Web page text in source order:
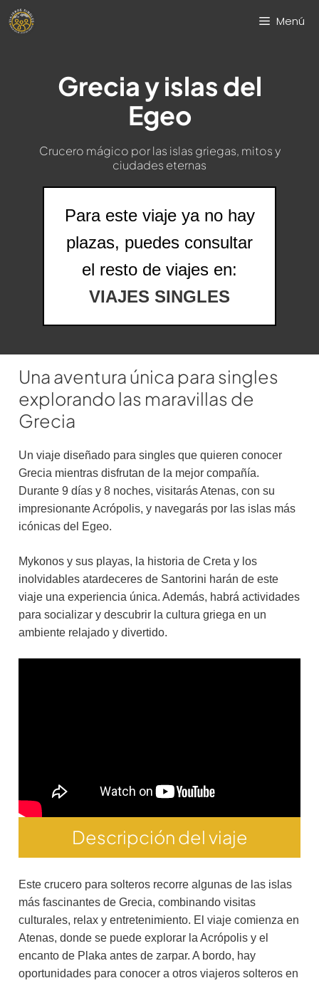
Saltar
Menú
Grecia y islas del
Egeo
Crucero mágico por las islas griegas, mitos y
ciudades eternas
Para este viaje ya no hay
plazas, puedes consultar
el resto de viajes en:
VIAJES SINGLES
Una aventura única para singles
explorando las maravillas de
Grecia
Un viaje diseñado para singles que quieren conocer
Grecia mientras disfrutan de la mejor compañía.
Durante 9 días y 8 noches, visitarás Atenas, con su
impresionante Acrópolis, y navegarás por las islas más
icónicas del Egeo.
Mykonos y sus playas, la historia de Creta y los
inolvidables atardeceres de Santorini harán de este
viaje una experiencia única. Además, habrá actividades
para socializar y descubrir la cultura griega en un
ambiente relajado y divertido.
Descripción del viaje
Este crucero para solteros recorre algunas de las islas
más fascinantes de Grecia, combinando visitas
culturales, relax y entretenimiento. El viaje comienza en
Atenas, donde se puede explorar la Acrópolis y el
encanto de Plaka antes de zarpar. A bordo, hay
oportunidades para conocer a otros viajeros solteros en